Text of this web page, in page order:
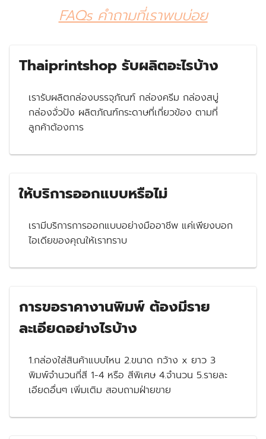
FAQs คำถามที่เราพบบ่อย
Thaiprintshop รับผลิตอะไรบ้าง
เรารับผลิตกล่องบรรจุภัณฑ์ กล่องครีม กล่องสบู่
กล่องจั่วปัง ผลิตภัณฑ์กระดาษที่เกี่ยวข้อง ตามที่
ลูกค้าต้องการ
ให้บริการออกแบบหรือไม่
เรามีบริการการออกแบบอย่างมืออาชีพ แค่เพียงบอก
ไอเดียของคุณให้เราทราบ
การขอราคางานพิมพ์ ต้องมีราย
ละเอียดอย่างไรบ้าง
1.กล่องใส่สินค้าแบบไหน 2.ขนาด กว้าง x ยาว 3
พิมพ์จำนวนกี่สี 1-4 หรือ สีพิเศษ 4.จำนวน 5.รายละ
เอียดอื่นๆ เพิ่มเติม สอบถามฝ่ายขาย